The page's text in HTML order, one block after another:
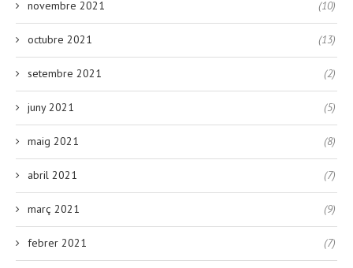
novembre 2021 (10)
octubre 2021 (13)
setembre 2021 (2)
juny 2021 (5)
maig 2021 (8)
abril 2021 (7)
març 2021 (9)
febrer 2021 (7)